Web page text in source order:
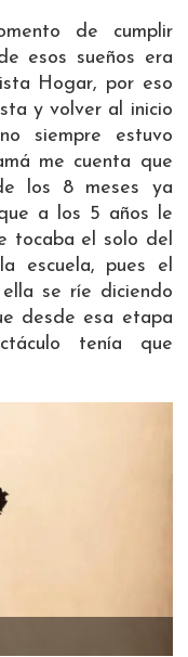
de cumplir
esos sueños era
Hogar, por eso
y volver al inicio
siempre estuvo
me cuenta que
los 8 meses ya
a los 5 años le
tocaba el solo del
escuela, pues el
se ríe diciendo
desde esa etapa
tenía que